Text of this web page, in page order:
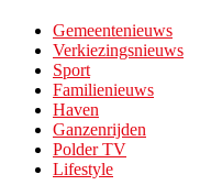
Gemeentenieuws
Verkiezingsnieuws
Sport
Familienieuws
Haven
Ganzenrijden
Polder TV
Lifestyle